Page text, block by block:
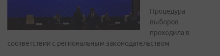
Процедура
выборов
проходила в
соответствии с региональным законодательством